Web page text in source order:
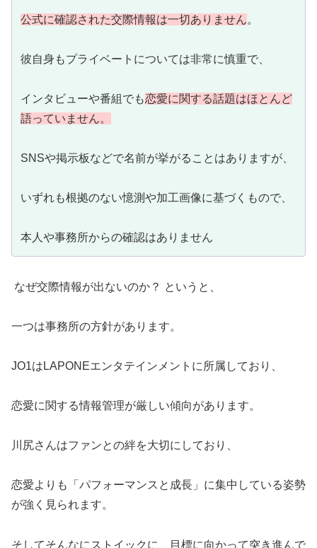
公式に確認された交際情報は一切ありません。
彼自身もプライベートについては非常に慎重で、
インタビューや番組でも恋愛に関する話題はほとんど
語っていません。
SNSや掲示板などで名前が挙がることはありますが、
いずれも根拠のない憶測や加工画像に基づくもので、
本人や事務所からの確認はありません
なぜ交際情報が出ないのか？ というと、
一つは事務所の方針があります。
JO1はLAPONEエンタテインメントに所属しており、
恋愛に関する情報管理が厳しい傾向があります。
川尻さんはファンとの絆を大切にしており、
恋愛よりも「パフォーマンスと成長」に集中している姿勢
が強く見られます。
そしてそんなにストイックに、目標に向かって突き進んで